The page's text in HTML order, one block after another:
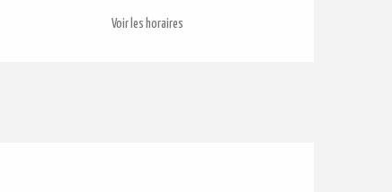
Voir les horaires